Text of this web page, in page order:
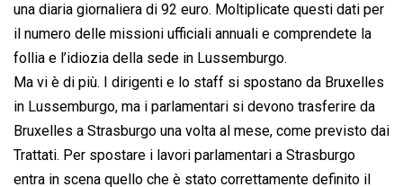
una diaria giornaliera di 92 euro. Moltiplicate questi dati per
il numero delle missioni ufficiali annuali e comprendete la
follia e l’idiozia della sede in Lussemburgo.
Ma vi è di più. I dirigenti e lo staff si spostano da Bruxelles
in Lussemburgo, ma i parlamentari si devono trasferire da
Bruxelles a Strasburgo una volta al mese, come previsto dai
Trattati. Per spostare i lavori parlamentari a Strasburgo
entra in scena quello che è stato correttamente definito il